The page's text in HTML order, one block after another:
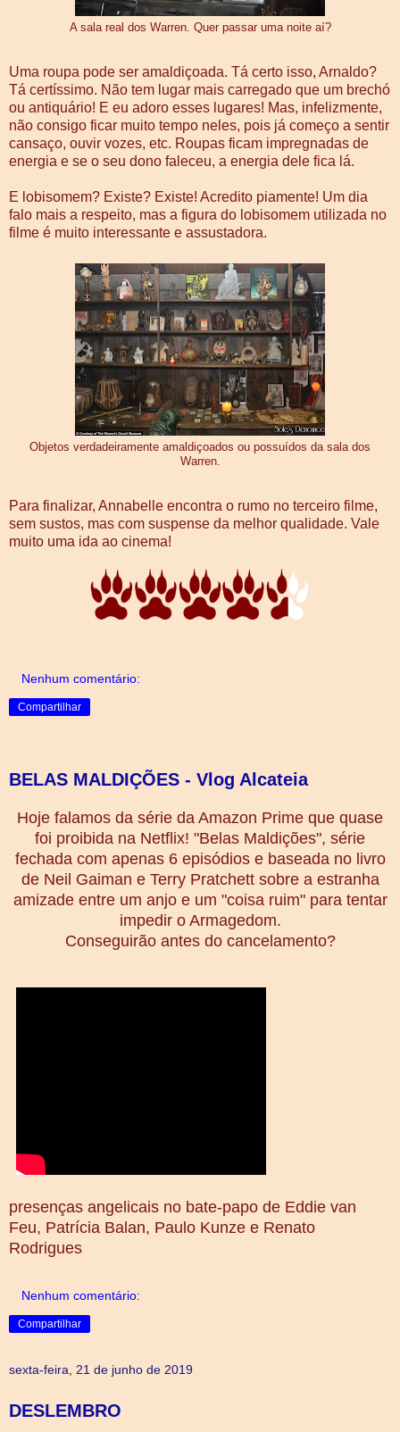
A sala real dos Warren. Quer passar uma noite aí?
Uma roupa pode ser amaldiçoada. Tá certo isso, Arnaldo?
Tá certíssimo. Não tem lugar mais carregado que um brechó
ou antiquário! E eu adoro esses lugares! Mas, infelizmente,
não consigo ficar muito tempo neles, pois já começo a sentir
cansaço, ouvir vozes, etc. Roupas ficam impregnadas de
energia e se o seu dono faleceu, a energia dele fica lá.
E lobisomem? Existe? Existe! Acredito piamente! Um dia
falo mais a respeito, mas a figura do lobisomem utilizada no
filme é muito interessante e assustadora.
Objetos verdadeiramente amaldiçoados ou possuídos da sala dos
Warren.
Para finalizar, Annabelle encontra o rumo no terceiro filme,
sem sustos, mas com suspense da melhor qualidade. Vale
muito uma ida ao cinema!
Nenhum comentário:
Compartilhar
BELAS MALDIÇÕES - Vlog Alcateia
Hoje falamos da série da Amazon Prime que quase
foi proibida na Netflix! "Belas Maldições", série
fechada com apenas 6 episódios e baseada no livro
de Neil Gaiman e Terry Pratchett sobre a estranha
amizade entre um anjo e um "coisa ruim" para tentar
impedir o Armagedom.
Conseguirão antes do cancelamento?
presenças angelicais no bate-papo de Eddie van
Feu, Patrícia Balan, Paulo Kunze e Renato
Rodrigues
Nenhum comentário:
Compartilhar
sexta-feira, 21 de junho de 2019
DESLEMBRO